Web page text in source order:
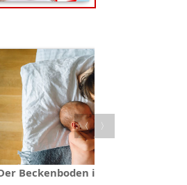
Beckenboden im
〈 〉